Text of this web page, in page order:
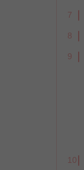
7
8
9
10